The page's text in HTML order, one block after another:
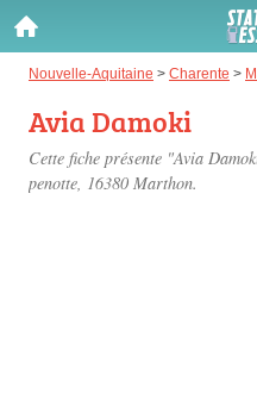
Nouvelle-Aquitaine > Charente >
Avia Damoki
Cette fiche présente "Avia
penotte, 16380 Marthon.
Gazole :
Disponible
SP 98 :